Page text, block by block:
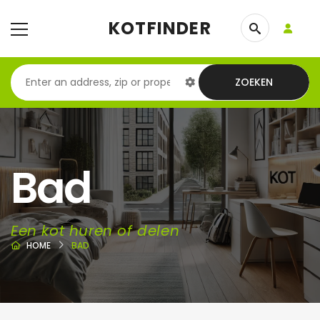
KOTFINDER
ZOEKEN
Bad
Een kot huren of delen
HOME BAD